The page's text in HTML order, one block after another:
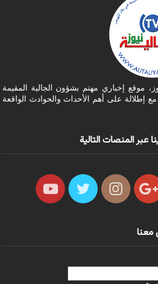
موقع إخباري مهتم بشؤون الجالية المقيمة
إطلالة على أهم الأحداث والحوادث الواقعة
عبر المنصات التالية
معنا